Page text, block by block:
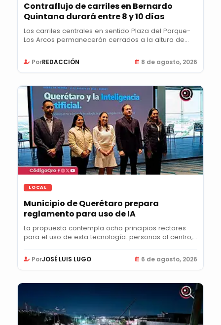
Contraflujo de carriles en Bernardo
Quintana durará entre 8 y 10 días
Los carriles centrales en sentido Plaza del Parque-
Los Arcos permanecerán cerrados a la altura de...
PorREDACCIÓN 8 de agosto, 2026
LOCAL
Municipio de Querétaro prepara
reglamento para uso de IA
La propuesta contempla ocho principios rectores
para el uso de esta tecnología: personas al centro,...
PorJOSÉ LUIS LUGO 6 de agosto, 2026